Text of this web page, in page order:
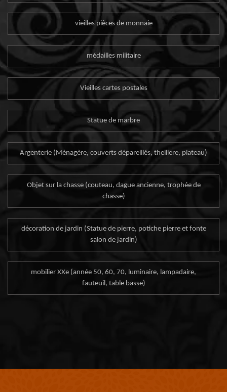
vieilles pièces de monnaie
médailles militaire
Vieilles cartes postales
Statue de marbre
Argenterie (Ménagère, couverts dépareillés, theillere, plateau)
Objet sur la chasse (couteau, dague ancienne, trophée de
chasse)
décoration de jardin (Statue de pierre, potiche pierre et fonte
salon de jardin)
mobilier XXe (année 50, 60, 70, luminaire, lampadaire,
fauteuil, table basse)